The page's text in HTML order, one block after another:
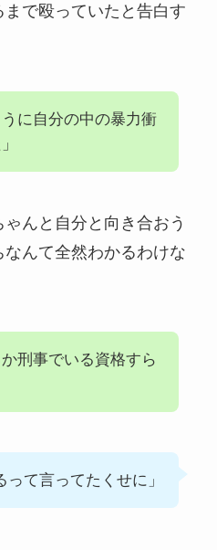
で殴っていたと告白す
に自分の中の暴力衝
んと自分と向き合おう
んて全然わかるわけな
刑事でいる資格すら
って言ってたくせに」